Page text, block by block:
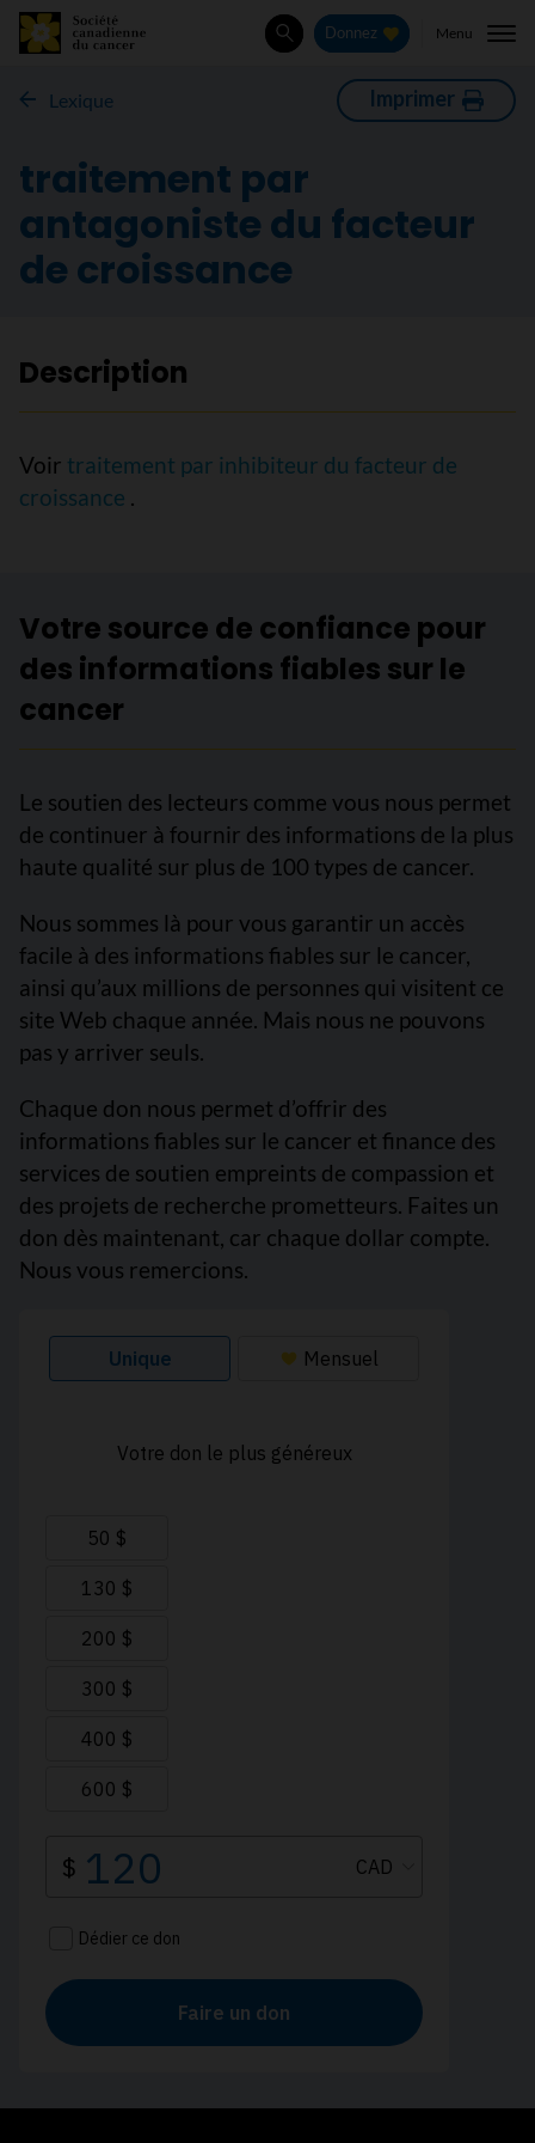
Rechercher
Donnez Menu
Lexique Imprimer
traitement par
antagoniste du facteur
de croissance
Description
Voir traitement par inhibiteur du facteur de
croissance .
Votre source de confiance pour
des informations fiables sur le
cancer
Le soutien des lecteurs comme vous nous permet
de continuer à fournir des informations de la plus
haute qualité sur plus de 100 types de cancer.
Nous sommes là pour vous garantir un accès
facile à des informations fiables sur le cancer,
ainsi qu’aux millions de personnes qui visitent ce
site Web chaque année. Mais nous ne pouvons
pas y arriver seuls.
Chaque don nous permet d’offrir des
informations fiables sur le cancer et finance des
services de soutien empreints de compassion et
des projets de recherche prometteurs. Faites un
don dès maintenant, car chaque dollar compte.
Nous vous remercions.